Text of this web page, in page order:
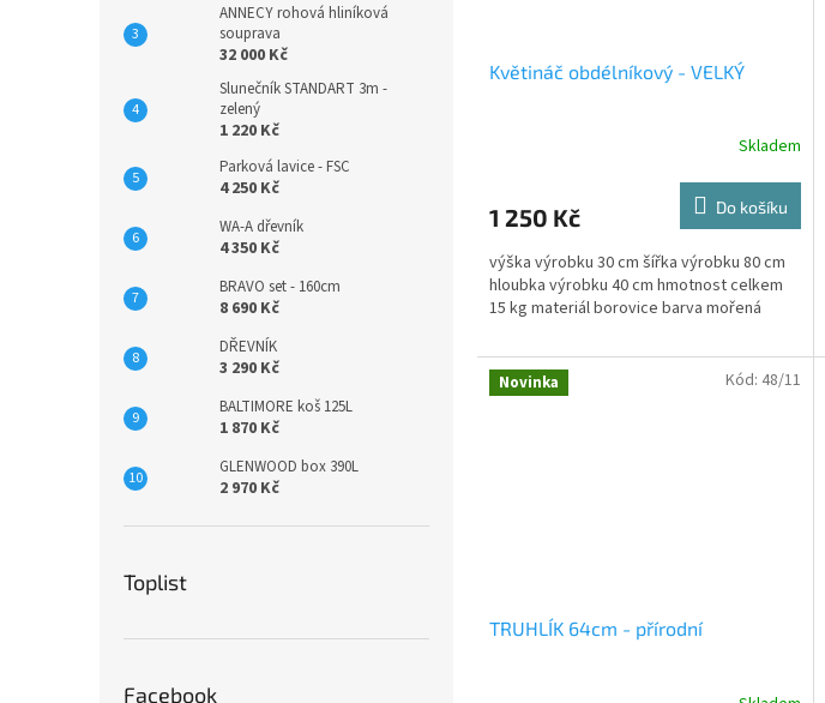
ANNECY rohová hliníková
souprava
32 000 Kč
Slunečník STANDART 3m -
zelený
1 220 Kč
Parková lavice - FSC
4 250 Kč
WA-A dřevník
4 350 Kč
BRAVO set - 160cm
8 690 Kč
DŘEVNÍK
3 290 Kč
BALTIMORE koš 125L
1 870 Kč
GLENWOOD box 390L
2 970 Kč
Toplist
Facebook
Květináč obdélníkový - VELKÝ
Skladem
1 250 Kč Do košíku
výška výrobku 30 cm šířka výrobku 80 cm
hloubka výrobku 40 cm hmotnost celkem
15 kg materiál borovice barva mořená
Novinka
TRUHLÍK 64cm - přírodní
Kód: 48/11